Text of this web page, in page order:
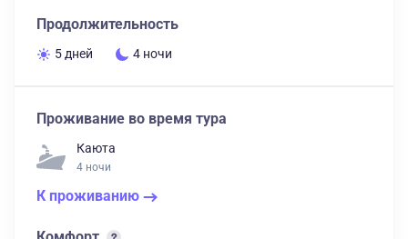
Продолжительность
5 дней 4 ночи
Проживание во время тура
Каюта
4 ночи
К проживанию